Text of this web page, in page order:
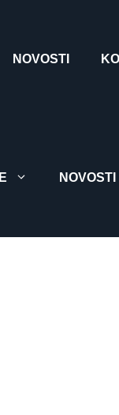
NOVOSTI
NOVOSTI